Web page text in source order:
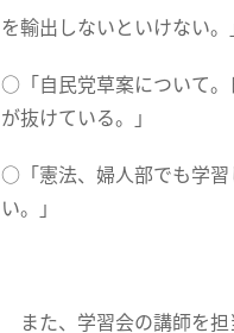
を輸出しないといけない。
○「自民党草案について。
が抜けている。」
○「憲法、婦人部でも学習
い。」
また、学習会の講師を